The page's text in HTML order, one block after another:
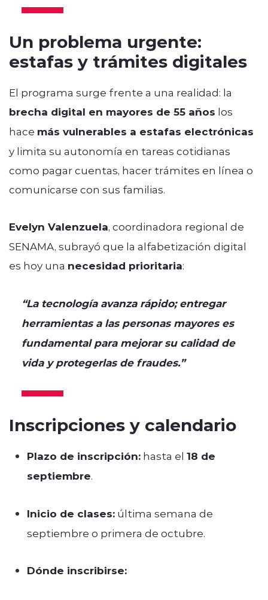
Un problema urgente:
estafas y trámites digitales
El programa surge frente a una realidad: la
brecha digital en mayores de 55 años los
hace más vulnerables a estafas electrónicas
y limita su autonomía en tareas cotidianas
como pagar cuentas, hacer trámites en línea o
comunicarse con sus familias.
Evelyn Valenzuela, coordinadora regional de
SENAMA, subrayó que la alfabetización digital
es hoy una necesidad prioritaria:
“La tecnología avanza rápido; entregar
herramientas a las personas mayores es
fundamental para mejorar su calidad de
vida y protegerlas de fraudes.”
Inscripciones y calendario
Plazo de inscripción: hasta el 18 de
septiembre.
Inicio de clases: última semana de
septiembre o primera de octubre.
Dónde inscribirse: